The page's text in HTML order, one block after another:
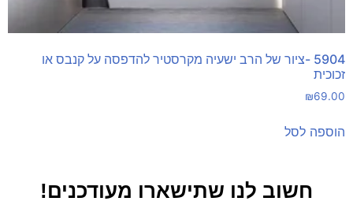
5904 -ציור של הרב ישעיה מקרסטיר להדפסה על קנבס או
זכוכית
₪69.00
הוספה לסל
חשוב לנו שתישארו מעודכנים!